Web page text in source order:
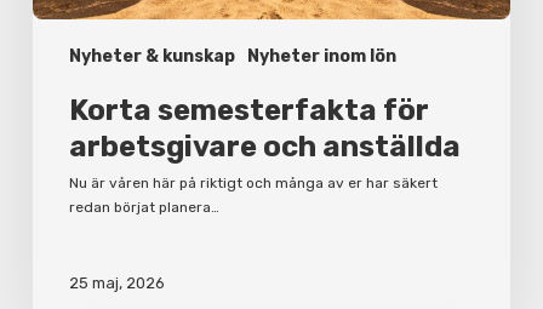
Nyheter & kunskap Nyheter inom lön
Korta semesterfakta för
arbetsgivare och anställda
Nu är våren här på riktigt och många av er har säkert
redan börjat planera…
25 maj, 2026